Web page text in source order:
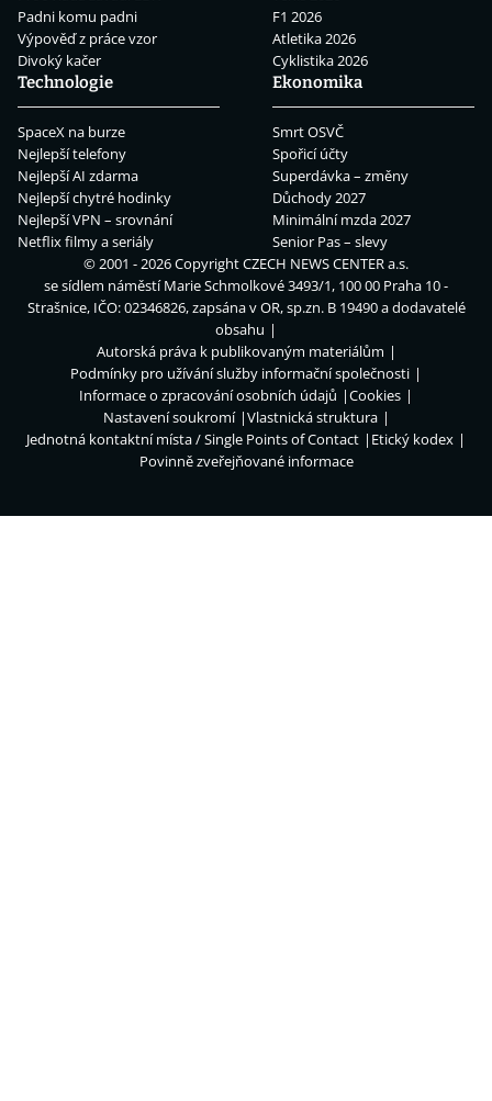
Padni komu padni
Výpověď z práce vzor
Divoký kačer
F1 2026
Atletika 2026
Cyklistika 2026
Technologie
SpaceX na burze
Nejlepší telefony
Nejlepší AI zdarma
Nejlepší chytré hodinky
Nejlepší VPN – srovnání
Netflix filmy a seriály
Ekonomika
Smrt OSVČ
Spořicí účty
Superdávka – změny
Důchody 2027
Minimální mzda 2027
Senior Pas – slevy
© 2001 - 2026 CopyrightCZECH NEWS CENTER a.s.
se sídlem náměstí Marie Schmolkové 3493/1, 100 00 Praha 10 -
Strašnice, IČO: 02346826, zapsána v OR, sp.zn. B 19490 a dodavatelé
obsahu
Autorská práva k publikovaným materiálům
Podmínky pro užívání služby informační společnosti
Informace o zpracování osobních údajů
Cookies
Nastavení soukromí
Vlastnická struktura
Jednotná kontaktní místa / Single Points of Contact
Etický kodex
Povinně zveřejňované informace